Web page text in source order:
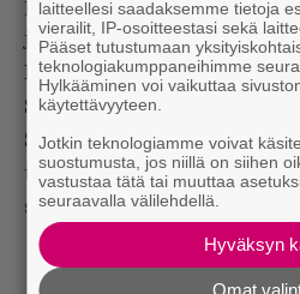
päinen kaveriporukka
ja muutti kommuuniin
Kesä meni duunien lisäksi
Senelle alkoi tulla selväksi,
Savoon. Kun kesätyöt
takaisin kotikonnuille, muut
seuraavaan kommuuniin.
laitteellesi saadaksemme tietoja
vierailit, IP-osoitteestasi sekä
Pääset tutustumaan
teknologiakumppaneihimme
Hylkääminen voi vaikuttaa
käytettävyyteen.
Jotkin teknologiamme voivat
suostumusta, jos niillä on siihen
vastustaa tätä tai muuttaa
seuraavalla välilehdellä.
Hyväksyn
Omat